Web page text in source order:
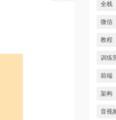
全栈
微信
教程
训练
前端
架构
音视